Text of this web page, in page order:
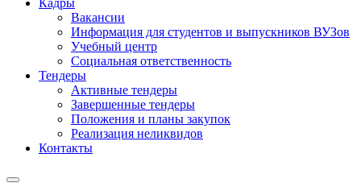
Кадры
Вакансии
Информация для студентов и выпускников ВУЗов
Учебный центр
Социальная ответственность
Тендеры
Активные тендеры
Завершенные тендеры
Положения и планы закупок
Реализация неликвидов
Контакты